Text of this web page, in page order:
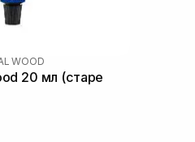
WOOD
20 мл (старе